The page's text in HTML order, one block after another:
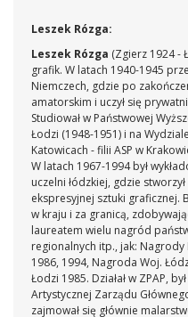
Leszek Rózga:
Leszek Rózga (Zgierz 1924 -
grafik. W latach 1940-1945
Niemczech, gdzie po
amatorskim i uczył się
Studiował w Państwowej
Łodzi (1948-1951) i na
Katowicach - filii ASP w
W latach 1967-1994 był
uczelni łódzkiej, gdzie
ekspresyjnej sztuki graficznej.
w kraju i za granicą,
laureatem wielu nagród
regionalnych itp., jak: Nagrody
1986, 1994, Nagroda Woj.
Łodzi 1985. Działał w ZPAP,
Artystycznej Zarządu
zajmował się głównie